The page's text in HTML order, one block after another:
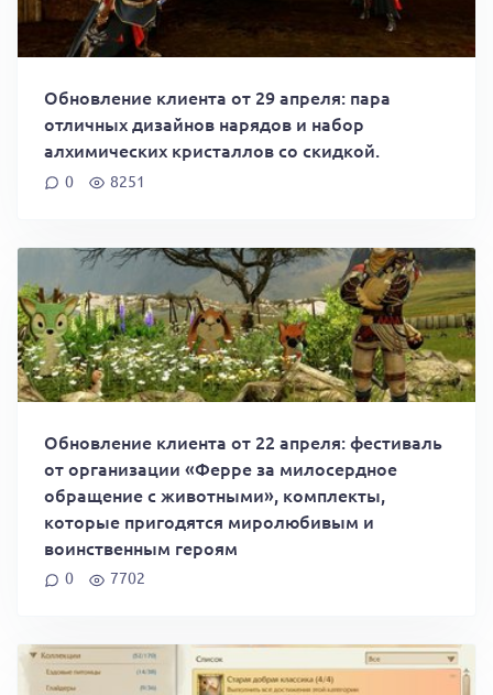
Обновление клиента от 29 апреля: пара
отличных дизайнов нарядов и набор
алхимических кристаллов со скидкой.
0 8251
Обновление клиента от 22 апреля: фестиваль
от организации «Ферре за милосердное
обращение с животными», комплекты,
которые пригодятся миролюбивым и
воинственным героям
0 7702